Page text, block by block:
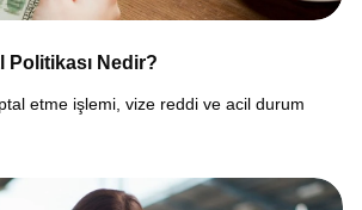
Politikası Nedir?
etme işlemi, vize reddi ve acil durum